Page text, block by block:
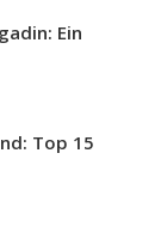
Ein
Top 15